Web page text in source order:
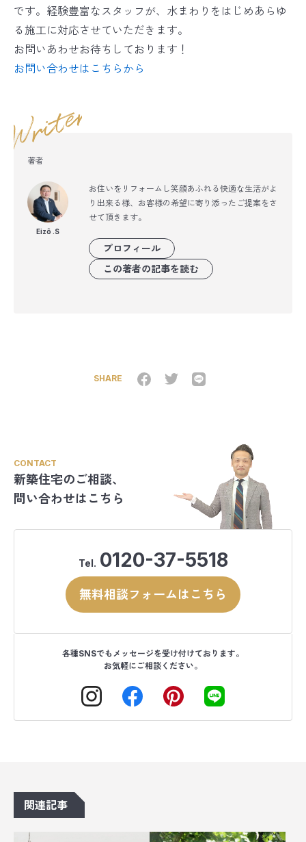
です。経験豊富なスタッフが、水まわりをはじめあらゆ
る施工に対応させていただきます。
お問いあわせお待ちしております！
お問い合わせはこちらから
著者
Eizô .S
お住いをリフォームし笑顔あふれる快適な生活がよ
り出来る様、お客様の希望に寄り添ったご提案をさ
せて頂きます。
プロフィール
この著者の記事を読む
SHARE
CONTACT
新築住宅のご相談、
問い合わせはこちら
Tel. 0120-37-5518
無料相談フォームはこちら
各種SNSでもメッセージを受け付けております。
お気軽にご相談ください。
関連記事